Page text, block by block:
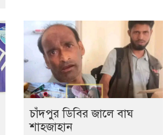
চাঁদপুর ডিবির জালে বাঘ
শাহজাহান